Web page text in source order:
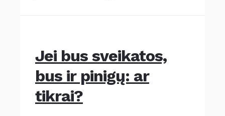
Jei bus sveikatos,
bus ir pinigų: ar
tikrai?